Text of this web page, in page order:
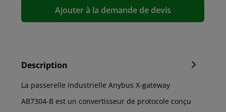
Ajouter à la demande de devis
Description
La passerelle industrielle Anybus X-gateway
AB7304-B est un convertisseur de protocole conçu